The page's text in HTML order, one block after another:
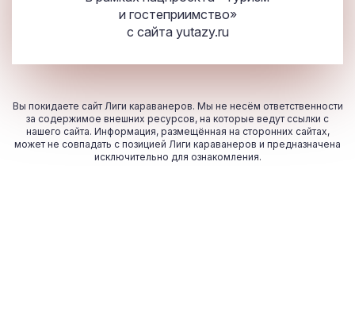
и гостеприимство»
с сайта yutazy.ru
Вы покидаете сайт Лиги караванеров. Мы не несём ответственности
за содержимое внешних ресурсов, на которые ведут ссылки с
нашего сайта. Информация, размещённая на сторонних сайтах,
может не совпадать с позицией Лиги караванеров и предназначена
исключительно для ознакомления.